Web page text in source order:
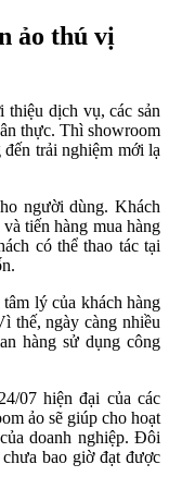
ảo thú vị
thiệu dịch vụ, các sản
thực. Thì showroom
trải nghiệm mới lạ
người dùng. Khách
tiến hàng mua hàng
có thể thao tác tại
lý của khách hàng
thế, ngày càng nhiều
hàng sử dụng công
07 hiện đại của các
ảo sẽ giúp cho hoạt
doanh nghiệp. Đôi
bao giờ đạt được